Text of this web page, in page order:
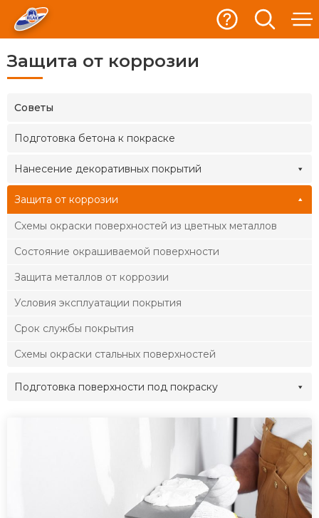
Защита от коррозии
Cоветы
Подготовка бетона к покраске
Нанесение декоративных покрытий
Защита от коррозии
Схемы окраски поверхностей из цветных металлов
Состояние окрашиваемой поверхности
Защита металлов от коррозии
Условия эксплуатации покрытия
Срок службы покрытия
Схемы окраски стальных поверхностей
Подготовка поверхности под покраску